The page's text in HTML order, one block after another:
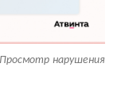
Просмотр нарушения